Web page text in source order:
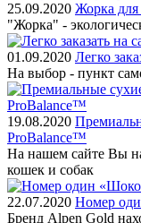
25.09.2020 Жорка для
"Жорка" -
01.09.2020 Легко
На выбор - пункт
19.08.2020
ProBalance™
На нашем сайте Вы
кошек и собак
22.07.2020 Номер
Бренд Alpen Gold